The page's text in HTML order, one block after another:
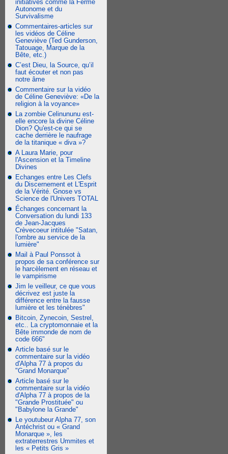
initiatives comme la Ferme
Autonome et du
Survivalisme
Commentaires-articles sur
les vidéos de Céline
Geneviève (Ted Gunderson,
Tatouage, Marque de la
Bête, etc.)
C’est Dieu, la Source, qu’il
faut écouter et non pas
notre âme
Commentaire sur la vidéo
de Céline Geneviève: «De la
religion à la voyance»
La zombie Celinununu est-
elle encore la divine Céline
Dion? Qu'est-ce qui se
cache derrière le naufrage
de la titanique « diva »?
A Laura Marie, pour
l'Ascension et la Timeline
Divines
Echanges entre Les Clefs
du Discernement et L'Esprit
de la Vérité. Gnose vs
Science de l'Univers TOTAL
Échanges concernant la
Conversation du lundi 133
de Jean-Jacques
Crèvecoeur intitulée "Satan,
l'ombre au service de la
lumière"
Mail à Paul Ponssot à
propos de sa conférence sur
le harcèlement en réseau et
le vampirisme
Jim le veilleur, ce que vous
décrivez est juste la
différence entre la fausse
lumière et les ténèbres"
Bitcoin, Zynecoin, Sestrel,
etc.. La cryptomonnaie et la
Bête immonde de nom de
code 666"
Article basé sur le
commentaire sur la vidéo
d'Alpha 77 à propos du
"Grand Monarque"
Article basé sur le
commentaire sur la vidéo
d'Alpha 77 à propos de la
"Grande Prostituée" ou
"Babylone la Grande"
Le youtubeur Alpha 77, son
Antéchrist ou « Grand
Monarque », les
extraterrestres Ummites et
les « Petits Gris »